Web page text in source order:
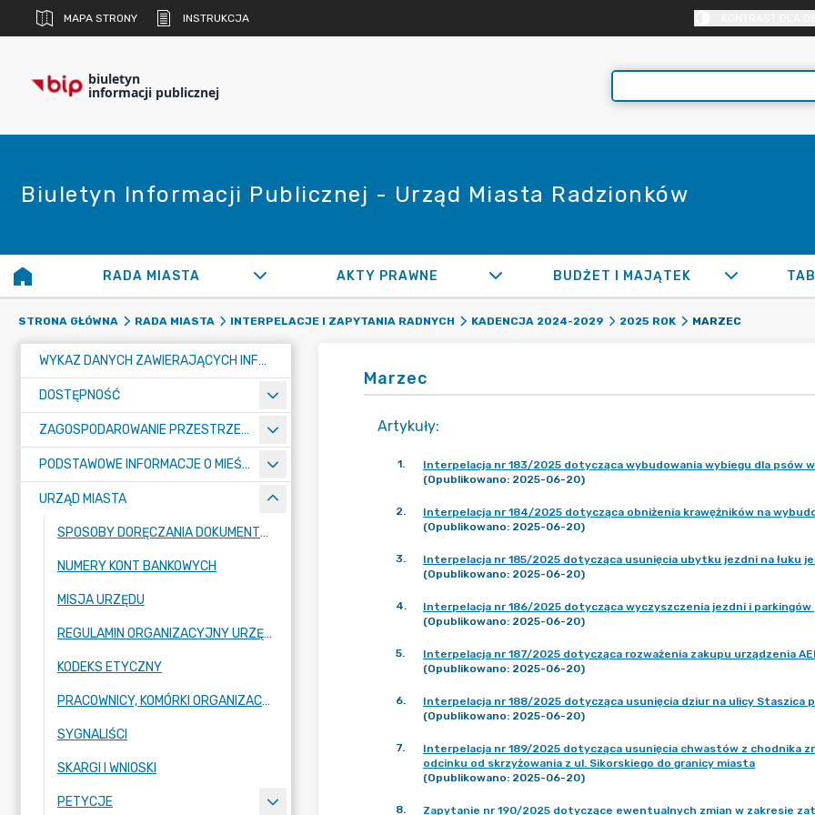
MAPA STRONY INSTRUKCJA
biuletyn
informacji publicznej
Biuletyn Informacji Publicznej - Urząd Miasta Radzionków
RADA MIASTA AKTY PRAWNE BUDŻET I MAJĄTEK
STRONA GŁÓWNA RADA MIASTA INTERPELACJE I ZAPYTANIA RADNYCH KADENCJA 2024-2029 2025 ROK MARZEC
WYKAZ DANYCH ZAWIERAJĄCYCH INFORMACJE O ŚRODOWISKU I JEGO OCHRONIE
DOSTĘPNOŚĆ
ZAGOSPODAROWANIE PRZESTRZENNE
PODSTAWOWE INFORMACJE O MIEŚCIE
URZĄD MIASTA
SPOSOBY DORĘCZANIA DOKUMENTÓW DO URZĘDU MIASTA RADZIONKÓW
NUMERY KONT BANKOWYCH
MISJA URZĘDU
REGULAMIN ORGANIZACYJNY URZĘDU
KODEKS ETYCZNY
PRACOWNICY, KOMÓRKI ORGANIZACYJNE URZĘDU
SYGNALIŚCI
SKARGI I WNIOSKI
PETYCJE
Marzec
Artykuły:
1.
Interpelacja nr 183/2025 dotycząca wybudowania wybiegu dla psów
(Opublikowano: 2025-06-20)
2.
Interpelacja nr 184/2025 dotycząca obniżenia krawężników na
(Opublikowano: 2025-06-20)
3.
Interpelacja nr 185/2025 dotycząca usunięcia ubytku jezdni na łuku
(Opublikowano: 2025-06-20)
4.
Interpelacja nr 186/2025 dotycząca wyczyszczenia jezdni i parkingów
(Opublikowano: 2025-06-20)
5.
Interpelacja nr 187/2025 dotycząca rozważenia zakupu urządzenia
(Opublikowano: 2025-06-20)
6.
Interpelacja nr 188/2025 dotycząca usunięcia dziur na ulicy Staszica
(Opublikowano: 2025-06-20)
7.
Interpelacja nr 189/2025 dotycząca usunięcia chwastów z chodnika
odcinku od skrzyżowania z ul. Sikorskiego do granicy miasta
(Opublikowano: 2025-06-20)
8. Zapytanie nr 190/2025 dotyczące ewentualnych zmian w zakresie